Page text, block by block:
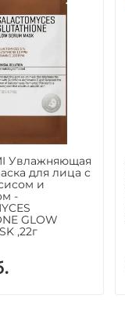
Увлажняющая
для лица с
и
-
GLOW
,22г